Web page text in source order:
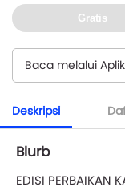
Gratis
Baca melalui
Deskripsi
Blurb
EDISI PERBAIKAN